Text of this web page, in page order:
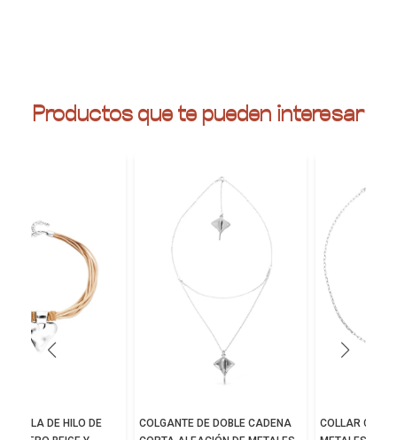
Productos que te pueden interesar
DE HILO DE
COLGANTE DE DOBLE CADENA
COLLAR